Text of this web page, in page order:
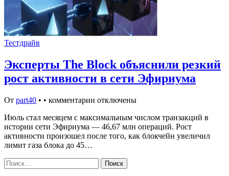
Тестдрайв
Эксперты The Block объяснили резкий
рост активности в сети Эфириума
От part40 • • комментарии отключены
Июль стал месяцем с максимальным числом транзакций в
истории сети Эфириума — 46,67 млн операций. Рост
активности произошел после того, как блокчейн увеличил
лимит газа блока до 45…
Найти: